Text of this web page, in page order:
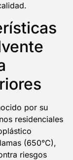
por su
residenciales
(650°C),
riesgos